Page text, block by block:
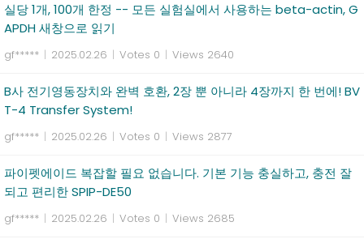
실당 1개, 100개 한정 -- 모든 실험실에서 사용하는 beta-actin, G
APDH 새창으로 읽기
gf***** | 2025.02.26 | Votes 0 | Views 2640
B사 전기영동장치와 완벽 호환, 2장 뿐 아니라 4장까지 한 번에! BV
T-4 Transfer System!
gf***** | 2025.02.26 | Votes 0 | Views 2877
파이펫에이드 복잡할 필요 없습니다. 기본 기능 충실하고, 충전 잘
되고 편리한 SPIP-DE50
gf***** | 2025.02.26 | Votes 0 | Views 2685